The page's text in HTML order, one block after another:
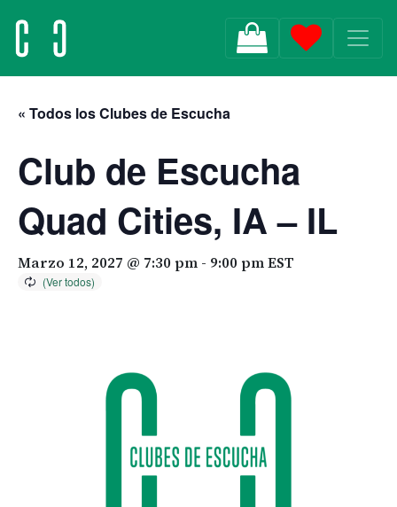
MAIN NAVIGATION
« Todos los Clubes de Escucha
Club de Escucha
Quad Cities, IA – IL
Marzo 12, 2027 @ 7:30 pm - 9:00 pmEST